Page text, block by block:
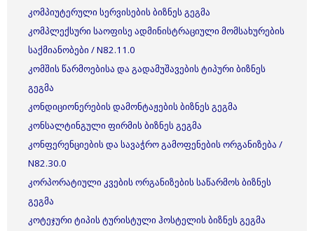
კომპიუტერული სერვისების ბიზნეს გეგმა
კომპლექსური საოფისე ადმინისტრაციული მომსახურების
საქმიანობები / N82.11.0
კომშის წარმოებისა და გადამუშავების ტიპური ბიზნეს
გეგმა
კონდიციონერების დამონტაჟების ბიზნეს გეგმა
კონსალტინგული ფირმის ბიზნეს გეგმა
კონფერენციების და სავაჭრო გამოფენების ორგანიზება /
N82.30.0
კორპორატიული კვების ორგანიზების საწარმოს ბიზნეს
გეგმა
კოტეჯური ტიპის ტურისტული ჰოსტელის ბიზნეს გეგმა